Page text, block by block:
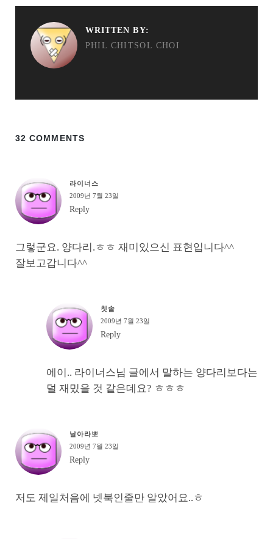
WRITTEN BY:
PHIL CHITSOL CHOI
32 COMMENTS
라이너스
2009년 7월 23일
Reply
그렇군요. 양다리.ㅎㅎ 재미있으신 표현입니다^^
잘보고갑니다^^
칫솔
2009년 7월 23일
Reply
에이.. 라이너스님 글에서 말하는 양다리보다는
덜 재밌을 것 같은데요? ㅎㅎㅎ
날아라뽀
2009년 7월 23일
Reply
저도 제일처음에 넷북인줄만 알았어요..ㅎ